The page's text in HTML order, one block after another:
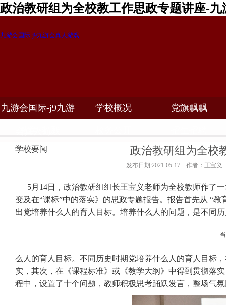
政治教研组为全校教工作思政专题讲座-九
九游会国际-j9九游会真人游戏
九游会国际-j9九游 学校概况 党旗飘飘
学校要闻 政治教研组为全校
发布日期:2021-05-17 作者：王宝义
5月 14日，政治教研组组长王宝义老师为全校教师作了
变及在“课标”中的落实》的思政专题报告。报告首先从 “
出党培养什么人的育人目标。培养什么人的问题，是不同
么人的育人目标。不同历史时期党培养什么人的育人目标
实，其次，在《课程标准》或《教学大纲》中得到贯彻落
程中，设置了十个问题，教师积极思考踊跃发言，整场气